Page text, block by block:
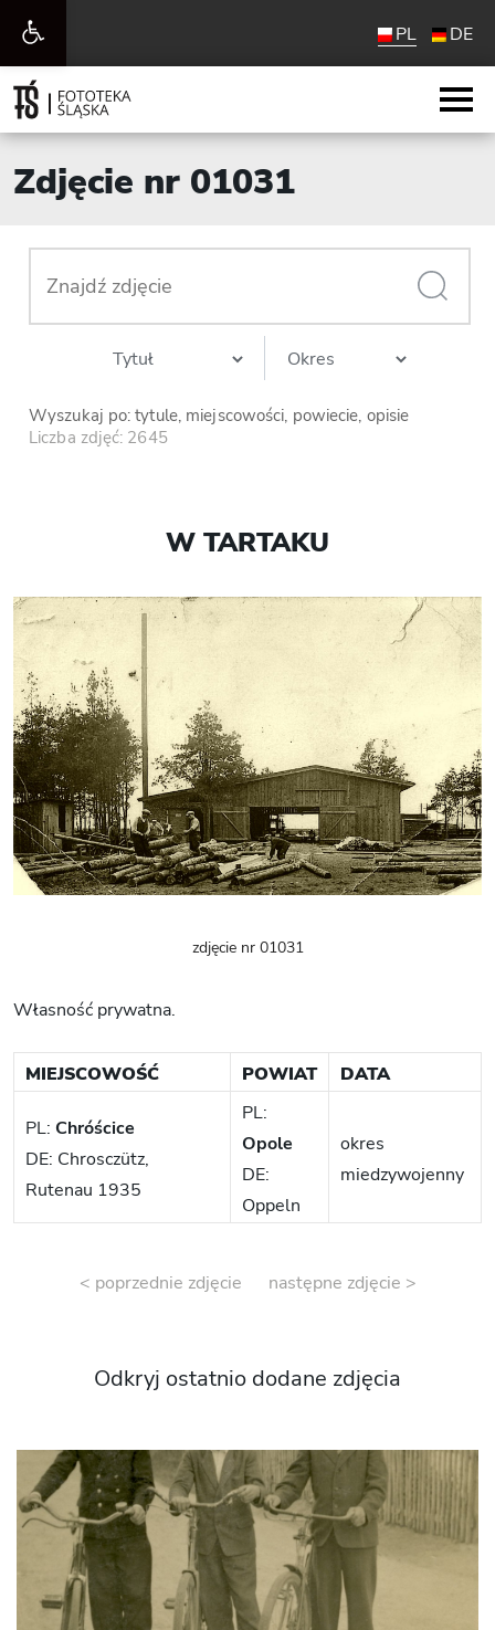
Otwórz
pasek
narzędzi
PL DE
Zdjęcie nr 01031
Wyszukaj po: tytule, miejscowości, powiecie, opisie
Liczba zdjęć: 2645
W TARTAKU
zdjęcie nr 01031
Własność prywatna.
MIEJSCOWOŚĆ POWIAT DATA
PL: Chróścice
DE: Chrosczütz,
Rutenau 1935
PL:
Opole
DE:
Oppeln
okres
miedzywojenny
< poprzednie zdjęcie następne zdjęcie >
Odkryj ostatnio dodane zdjęcia